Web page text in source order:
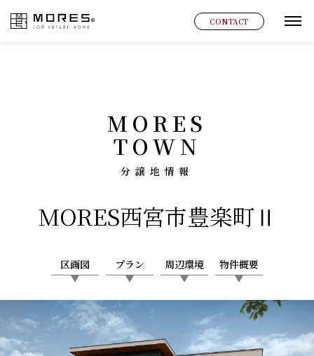
MORES CONTACT グ
MORES
TOWN
分譲地情報
MORES西宮市豊楽町Ⅱ
区画図 プラン 周辺環境 物件概要